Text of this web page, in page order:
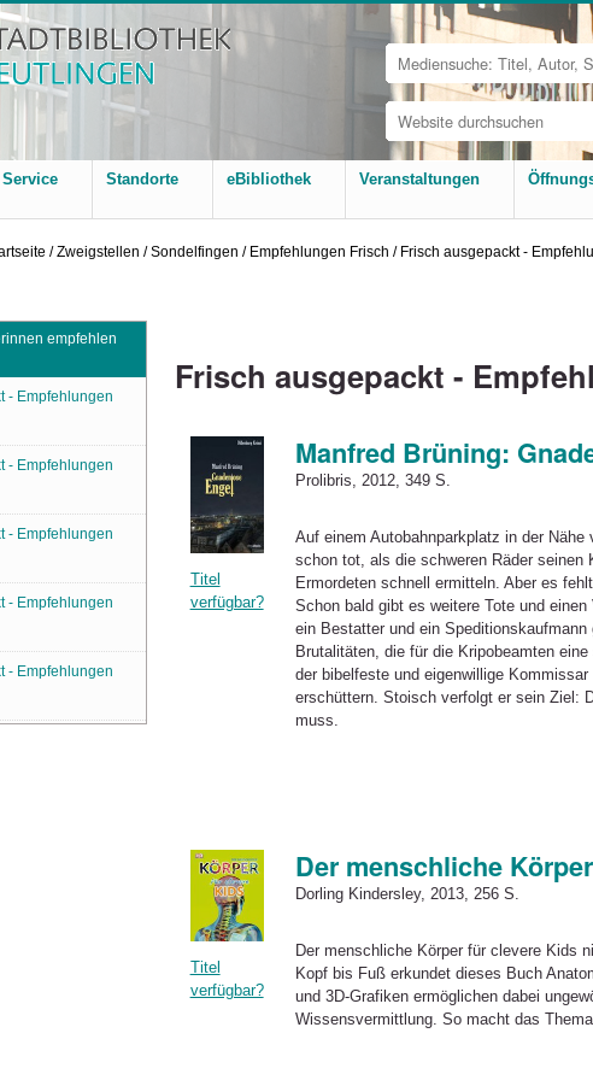
Website
durchsuchen
Erweiterte
Suche…
Service Standorte eBibliothek Veranstaltungen
/Zweigstellen /Sondelfingen / Empfehlungen Frisch / Frisch ausgepackt -
Frisch ausgepackt -
Titel
verfügbar?
Manfred Brüning:
Prolibris, 2012, 349 S.
Auf einem Autobahnparkplatz in der
schon tot, als die schweren Räder seinen
Ermordeten schnell ermitteln. Aber es
Schon bald gibt es weitere Tote und
ein Bestatter und ein
Brutalitäten, die für die Kripobeamten
der bibelfeste und eigenwillige
erschüttern. Stoisch verfolgt er sein Ziel:
muss.
Titel
verfügbar?
Der menschliche
Dorling Kindersley, 2013, 256 S.
Der menschliche Körper für clevere Kids
Kopf bis Fuß erkundet dieses Buch
und 3D-Grafiken ermöglichen dabei
Wissensvermittlung. So macht das
empfehlen
- Empfehlungen
- Empfehlungen
- Empfehlungen
- Empfehlungen
- Empfehlungen